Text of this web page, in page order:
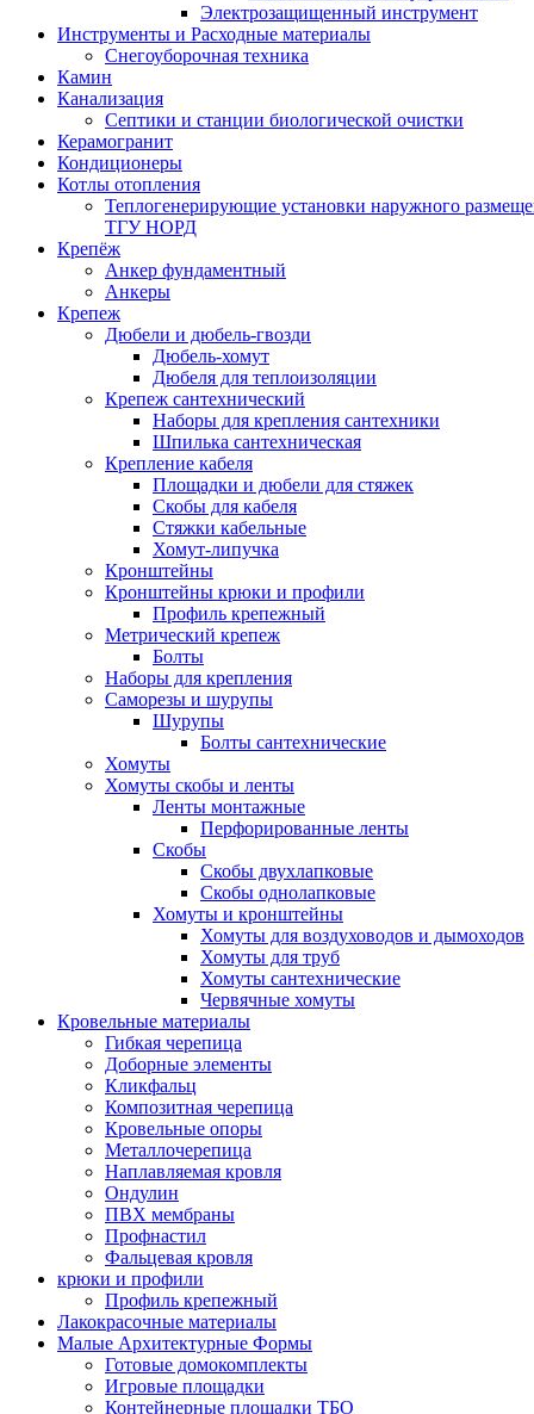
Электрозащищенный инструмент
Инструменты и Расходные материалы
Снегоуборочная техника
Камин
Канализация
Септики и станции биологической очистки
Керамогранит
Кондиционеры
Котлы отопления
Теплогенерирующие установки наружного
ТГУ НОРД
Крепёж
Анкер фундаментный
Анкеры
Крепеж
Дюбели и дюбель-гвозди
Дюбель-хомут
Дюбеля для теплоизоляции
Крепеж сантехнический
Наборы для крепления сантехники
Шпилька сантехническая
Крепление кабеля
Площадки и дюбели для стяжек
Скобы для кабеля
Стяжки кабельные
Хомут-липучка
Кронштейны
Кронштейны крюки и профили
Профиль крепежный
Метрический крепеж
Болты
Наборы для крепления
Саморезы и шурупы
Шурупы
Болты сантехнические
Хомуты
Хомуты скобы и ленты
Ленты монтажные
Перфорированные ленты
Скобы
Скобы двухлапковые
Скобы однолапковые
Хомуты и кронштейны
Хомуты для воздуховодов и дымоходов
Хомуты для труб
Хомуты сантехнические
Червячные хомуты
Кровельные материалы
Гибкая черепица
Доборные элементы
Кликфальц
Композитная черепица
Кровельные опоры
Металлочерепица
Наплавляемая кровля
Ондулин
ПВХ мембраны
Профнастил
Фальцевая кровля
крюки и профили
Профиль крепежный
Лакокрасочные материалы
Малые Архитектурные Формы
Готовые домокомплекты
Игровые площадки
Контейнерные площадки ТБО